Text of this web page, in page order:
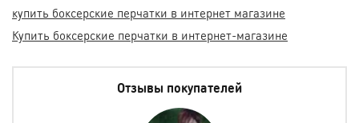
купить боксерские перчатки в интернет магазине
Купить боксерские перчатки в интернет-магазине
Отзывы покупателей